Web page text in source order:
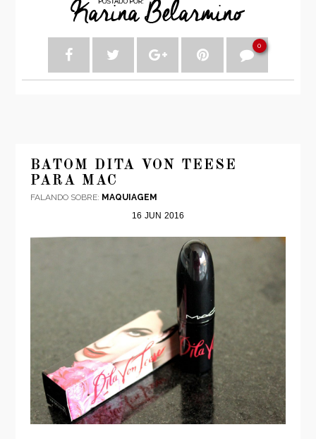
0
BATOM DITA VON TEESE
PARA MAC
FALANDO SOBRE: MAQUIAGEM
16 JUN 2016